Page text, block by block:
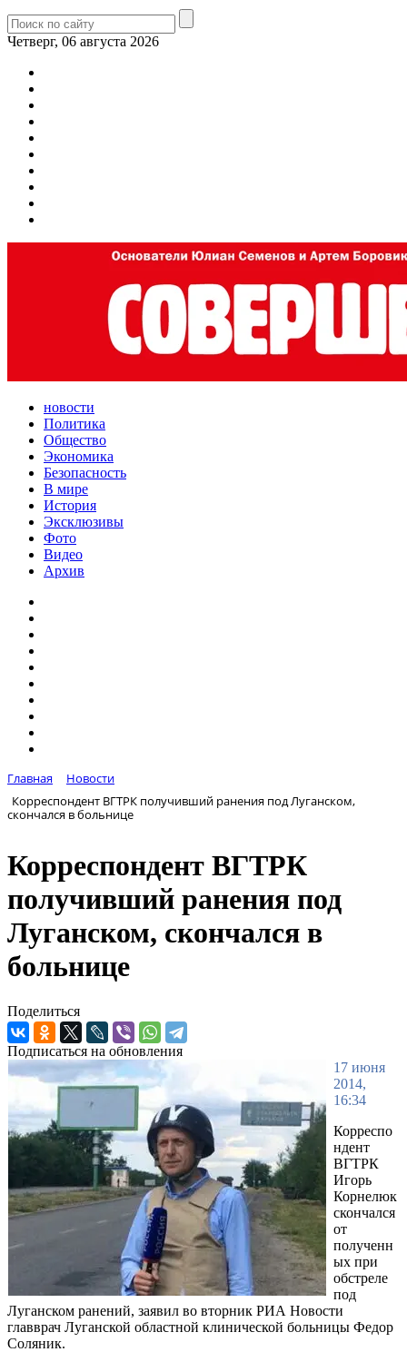
Четверг, 06 августа 2026
новости
Политика
Общество
Экономика
Безопасность
В мире
История
Эксклюзивы
Фото
Видео
Архив
Главная
Новости
Корреспондент ВГТРК получивший ранения под Луганском,
скончался в больнице
Корреспондент ВГТРК
получивший ранения под
Луганском, скончался в
больнице
Поделиться
Подписаться на обновления
17 июня
2014,
16:34
Корреспо
ндент
ВГТРК
Игорь
Корнелюк
скончался
от
полученн
ых при
обстреле
под
Луганском ранений, заявил во вторник РИА Новости
главврач Луганской областной клинической больницы Федор
Соляник.